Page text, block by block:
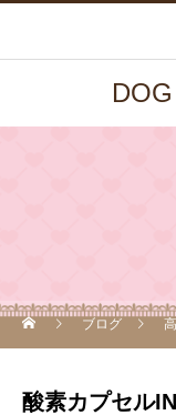
ブログ
酸素カプセル